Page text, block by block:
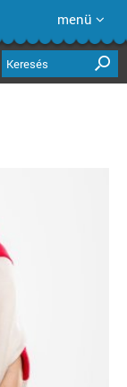
menü
Keresés